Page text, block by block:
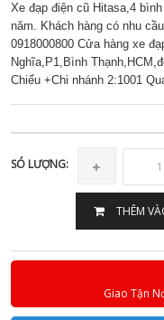
Xe đạp điện cũ Hitasa,4
năm. Khách hàng có nhu
0918000800 Cửa hàng xe
Nghĩa,P1,Bình
Chiểu +Chi nhánh 2:1001
SÓ LƯỢNG:
THÊM
Giao Tận